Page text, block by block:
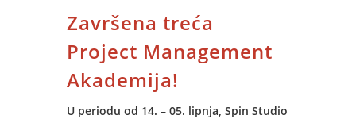
Završena treća
Project Management
Akademija!
U periodu od 14. – 05. lipnja, Spin Studio